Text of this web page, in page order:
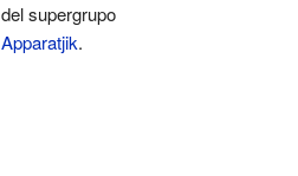
del supergrupo
Apparatjik.